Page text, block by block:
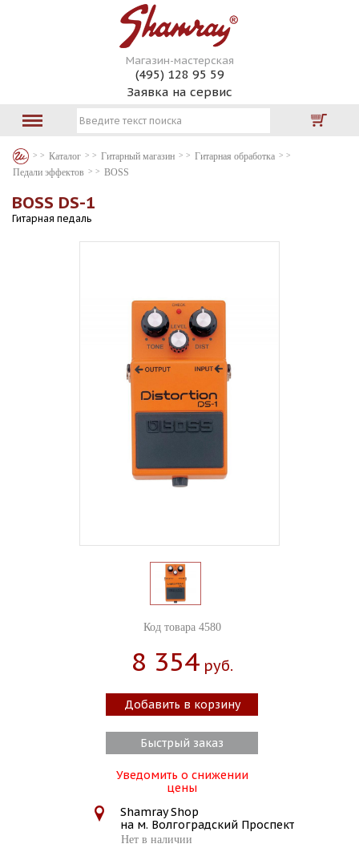
Магазин-мастерская
(495) 128 95 59
Заявка на сервис
Каталог Гитарный магазин
Гитарная обработка
Педали эффектов
BOSS
BOSS DS-1
Гитарная педаль
Код товара 4580
8 354 Руб.
Добавить в корзину
Быстрый заказ
Уведомить о снижении
цены
Shamray Shop
на м. Волгоградский Проспект
Нет в наличии